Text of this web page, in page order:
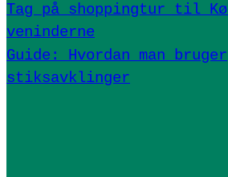
Tag på shoppingtur til
veninderne
Guide: Hvordan man bruger
stiksavklinger